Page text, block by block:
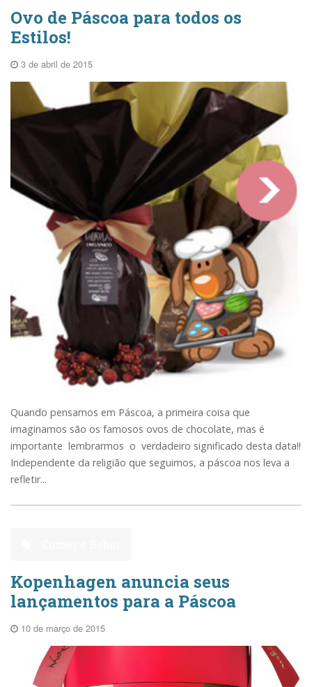
Ovo de Páscoa para todos os
Estilos!
3 de abril de 2015
Quando pensamos em Páscoa, a primeira coisa que
imaginamos são os famosos ovos de chocolate, mas é
importante lembrarmos o verdadeiro significado desta data!!
Independente da religião que seguimos, a páscoa nos leva a
refletir...
Kopenhagen anuncia seus
lançamentos para a Páscoa
10 de março de 2015